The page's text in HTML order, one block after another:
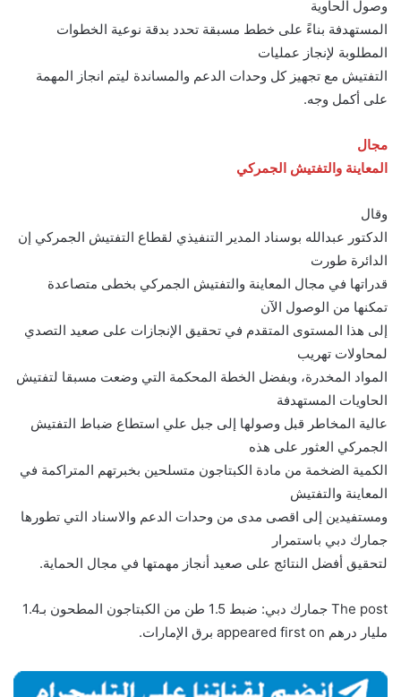
وصول الحاوية
المستهدفة بناءً على خطط مسبقة تحدد بدقة نوعية الخطوات
المطلوبة لإنجاز عمليات
التفتيش مع تجهيز كل وحدات الدعم والمساندة ليتم انجاز المهمة
على أكمل وجه.
مجال
المعاينة والتفتيش الجمركي
وقال
الدكتور عبدالله بوسناد المدير التنفيذي لقطاع التفتيش الجمركي إن
الدائرة طورت
قدراتها في مجال المعاينة والتفتيش الجمركي بخطى متصاعدة
تمكنها من الوصول الآن
إلى هذا المستوى المتقدم في تحقيق الإنجازات على صعيد التصدي
لمحاولات تهريب
المواد المخدرة، وبفضل الخطة المحكمة التي وضعت مسبقا لتفتيش
الحاويات المستهدفة
عالية المخاطر قبل وصولها إلى جبل علي استطاع ضباط التفتيش
الجمركي العثور على هذه
الكمية الضخمة من مادة الكبتاجون متسلحين بخبرتهم المتراكمة في
المعاينة والتفتيش
ومستفيدين إلى اقصى مدى من وحدات الدعم والاسناد التي تطورها
جمارك دبي باستمرار
لتحقيق أفضل النتائج على صعيد أنجاز مهمتها في مجال الحماية.
The post جمارك دبي: ضبط 1.5 طن من الكبتاجون المطحون بـ1.4
مليار درهم appeared first on برق الإمارات.